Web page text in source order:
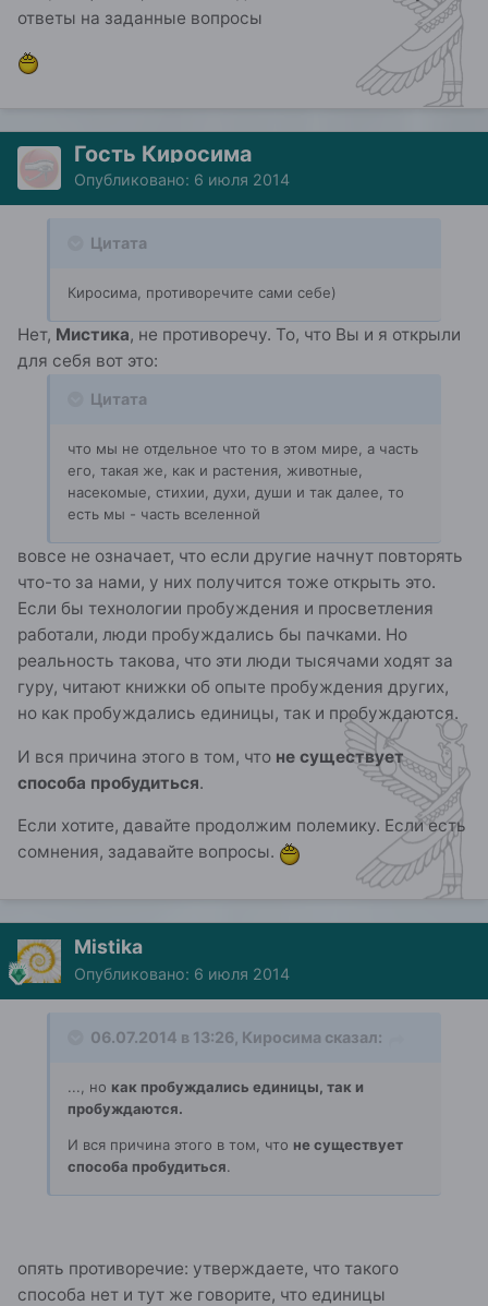
ответы на заданные вопросы
Гость Киросима
Опубликовано: 6 июля 2014
Цитата
Киросима, противоречите сами себе)
Нет, Мистика, не противоречу. То, что Вы и я открыли
для себя вот это:
Цитата
что мы не отдельное что то в этом мире, а часть
его, такая же, как и растения, животные,
насекомые, стихии, духи, души и так далее, то
есть мы - часть вселенной
вовсе не означает, что если другие начнут повторять
что-то за нами, у них получится тоже открыть это.
Если бы технологии пробуждения и просветления
работали, люди пробуждались бы пачками. Но
реальность такова, что эти люди тысячами ходят за
гуру, читают книжки об опыте пробуждения других,
но как пробуждались единицы, так и пробуждаются.
И вся причина этого в том, что не существует
способа пробудиться.
Если хотите, давайте продолжим полемику. Если есть
сомнения, задавайте вопросы.
Mistika
Опубликовано: 6 июля 2014
06.07.2014 в 13:26, Киросима сказал:
..., но как пробуждались единицы, так и
пробуждаются.
И вся причина этого в том, что не существует
способа пробудиться.
опять противоречие: утверждаете, что такого
способа нет и тут же говорите, что единицы